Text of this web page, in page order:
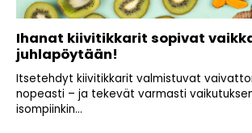
Ihanat kiivitikkarit sopivat
juhlapöytään!
Itsetehdyt kiivitikkarit valmistuvat
nopeasti – ja tekevät varmasti
isompiinkin...